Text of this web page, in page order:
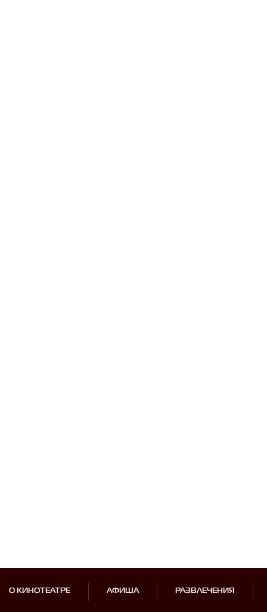
О КИНОТЕАТРЕ АФИША РАЗВЛЕЧЕНИЯ